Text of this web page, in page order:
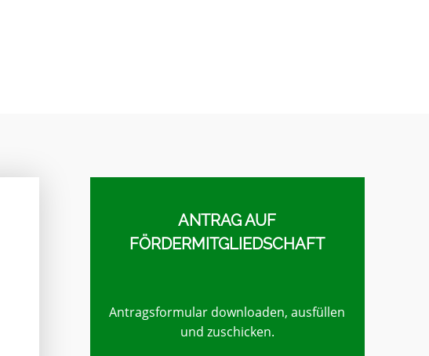
ANTRAG AUF
FÖRDERMITGLIEDSCHAFT
Antragsformular downloaden, ausfüllen
und zuschicken.